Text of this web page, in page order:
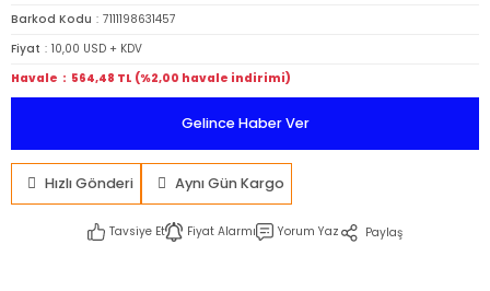
Barkod Kodu
7111198631457
Fiyat
10,00 USD + KDV
Havale
564,48 TL (%2,00 havale indirimi)
Gelince Haber Ver
Hızlı Gönderi Aynı Gün Kargo
Tavsiye Et Fiyat Alarmı Yorum Yaz Paylaş